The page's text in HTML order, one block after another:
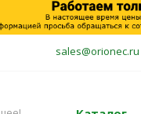
sales@orionec.ru